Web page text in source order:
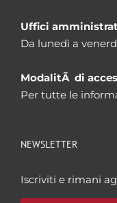
Uffici
Da lunedì a
ModalitÃ di
Per tutte le
NEWSLETTER
Iscriviti e rimani